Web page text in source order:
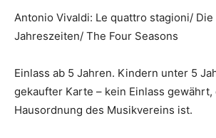
Antonio Vivaldi: Le quattro stagioni/ Die
Jahreszeiten/ The Four Seasons
Einlass ab 5 Jahren. Kindern unter 5
gekaufter Karte – kein Einlass gewährt,
Hausordnung des Musikvereins ist.